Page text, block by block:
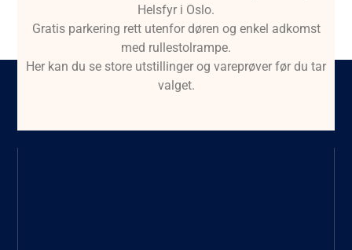
Helsfyr i Oslo.
Gratis parkering rett utenfor døren og enkel adkomst
med rullestolrampe.
Her kan du se store utstillinger og vareprøver før du tar
valget.